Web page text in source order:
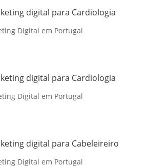
digital para Cardiologia
Digital em Portugal
digital para Cardiologia
Digital em Portugal
digital para Cabeleireiro
Digital em Portugal